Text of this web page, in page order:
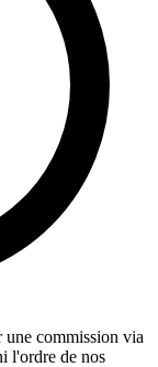
commission via
l'ordre de nos